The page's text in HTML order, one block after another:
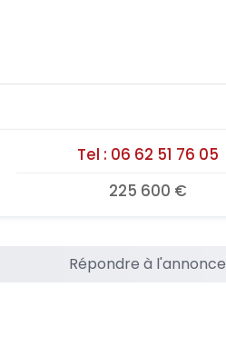
Tel : 06 62 51 76 05
225 600 €
Répondre à l'annonce